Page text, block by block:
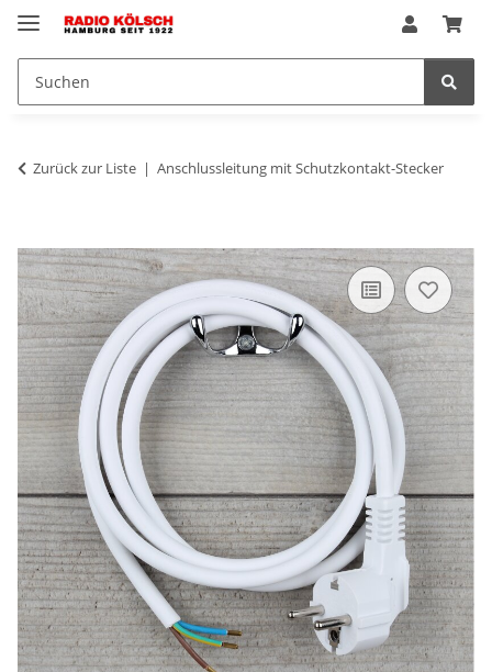
Zurück zur Liste Anschlussleitung mit Schutzkontakt-Stecker